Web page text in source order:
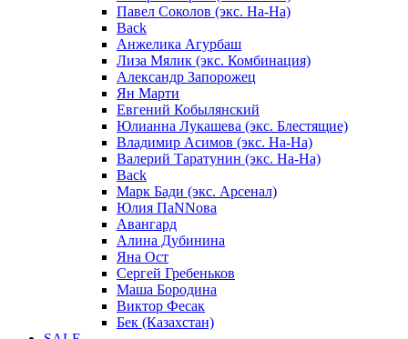
Павел Соколов (экс. На-На)
Back
Анжелика Агурбаш
Лиза Мялик (экс. Комбинация)
Александр Запорожец
Ян Марти
Евгений Кобылянский
Юлианна Лукашева (экс. Блестящие)
Владимир Асимов (экс. На-На)
Валерий Таратунин (экс. На-На)
Back
Марк Бади (экс. Арсенал)
Юлия ПаNNова
Авангард
Алина Дубинина
Яна Ост
Сергей Гребеньков
Маша Бородина
Виктор Фесак
Бек (Казахстан)